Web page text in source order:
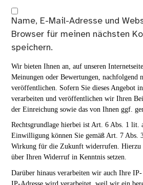
Name, E-Mail-Adresse und
Browser für meinen nächsten
speichern.
Wir bieten Ihnen an, auf unseren
Meinungen oder Bewertungen, nachfolgend
veröffentlichen. Sofern Sie dieses Angebot in
verarbeiten und veröffentlichen wir Ihren
der Einreichung sowie das von Ihnen ggf.
Rechtsgrundlage hierbei ist Art. 6 Abs. 1 lit.
Einwilligung können Sie gemäß Art. 7 Abs.
Wirkung für die Zukunft widerrufen. Hierzu
über Ihren Widerruf in Kenntnis setzen.
Darüber hinaus verarbeiten wir auch Ihre